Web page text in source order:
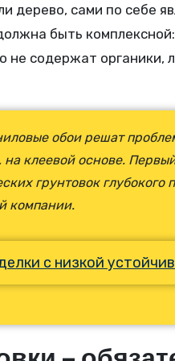
дерево, сами по себе
быть
не содержат органики,
обои решат
клеевой основе.
грунтовок глубокого
компании.
с низкой